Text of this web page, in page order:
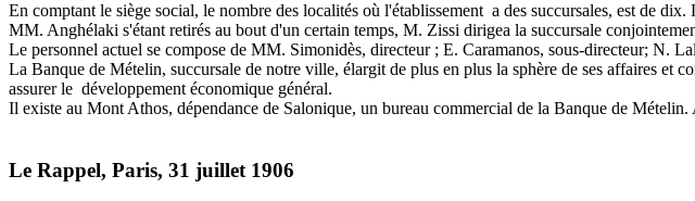
En comptant le siège social, le nombre des localités où l'établissement a des succursales, est de
MM. Anghélaki s'étant retirés au bout d'un certain temps, M. Zissi dirigea la succursale
Le personnel actuel se compose de MM. Simonidès, directeur ; E. Caramanos, sous-directeur; N.
La Banque de Mételin, succursale de notre ville, élargit de plus en plus la sphère de ses affaires et
assurer le développement économique général.
Il existe au Mont Athos, dépendance de Salonique, un bureau commercial de la Banque de
Le Rappel, Paris, 31 juillet 1906